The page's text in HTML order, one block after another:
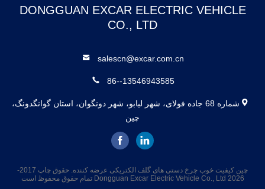
DONGGUAN EXCAR ELECTRIC VEHICLE
CO., LTD
salescn@excar.com.cn
86--13546943585
شماره 68 جاده فولای، شهر لیابو، شهر دونگوان، استان گوانگدونگ،
چین
چین کیفیت خوب چرخ دستی های گلف الکتریکی عرضه کننده. حقوق چاپ 2017-
2026 Dongguan Excar Electric Vehicle Co., Ltd تمام حقوق محفوظ است